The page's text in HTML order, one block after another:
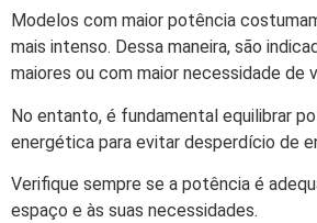
Modelos com maior potência
mais intenso. Dessa maneira, são
maiores ou com maior necessidade de
No entanto, é fundamental equilibrar
energética para evitar desperdício de
Verifique sempre se a potência é
espaço e às suas necessidades.